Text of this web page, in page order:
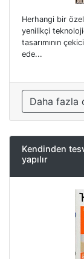
Herhangi bir
yenilikçi
tasarımının
ede...
Daha fazla
Kendinden
yapılır